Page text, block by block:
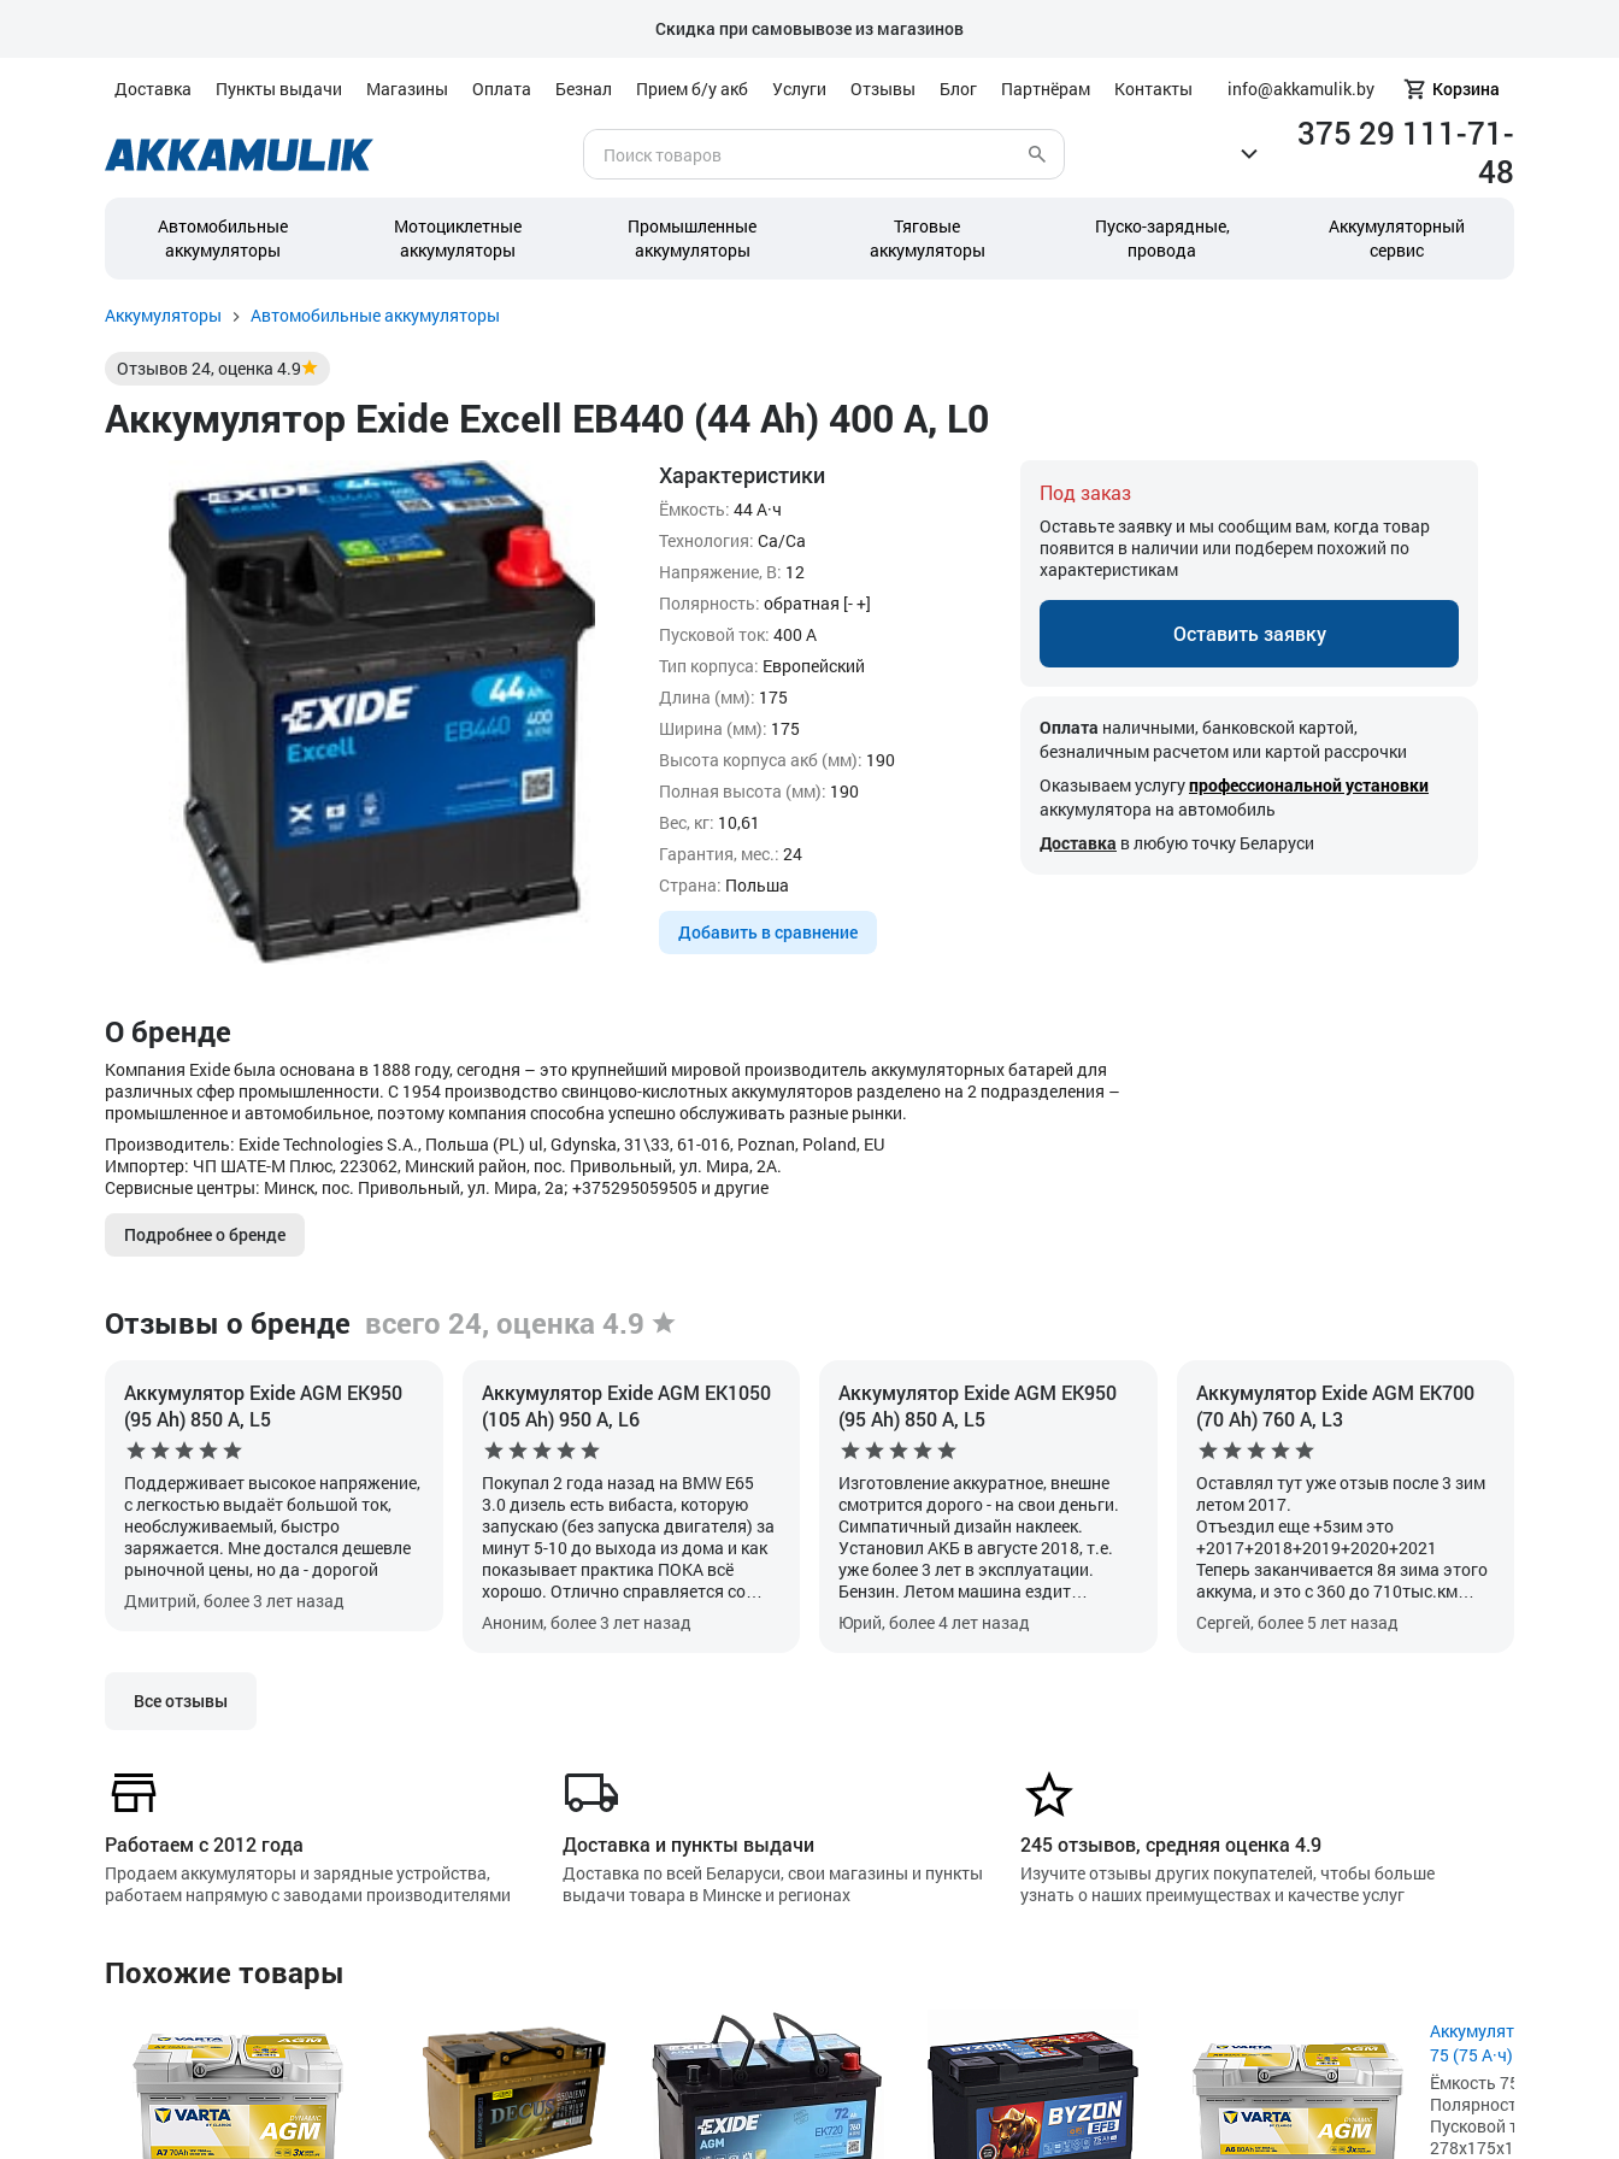
Скидка при самовывозе из магазинов
Доставка Пункты выдачи Магазины Оплата Безнал Прием б/у акб Услуги Отзывы Блог Партнёрам Контакты info@akkamulik.by Корзина
375 29 111-71-
48
Автомобильные
аккумуляторы
Мотоциклетные
аккумуляторы
Промышленные
аккумуляторы
Тяговые
аккумуляторы
Пуско-зарядные,
провода
Аккумуляторный
сервис
Аккумуляторы Автомобильные аккумуляторы
Отзывов24, оценка 4.9
Аккумулятор Exide Excell EB440 (44 Ah) 400 А, L0
Характеристики
Ёмкость: 44 А·ч
Технология: Ca/Ca
Напряжение, В: 12
Полярность: обратная [- +]
Пусковой ток: 400 А
Тип корпуса: Европейский
Длина (мм): 175
Ширина (мм): 175
Высота корпуса акб (мм): 190
Полная высота (мм): 190
Вес, кг: 10,61
Гарантия, мес.: 24
Страна: Польша
Добавить в сравнение
Под заказ
Оставьте заявку и мы сообщим вам, когда товар
появится в наличии или подберем похожий по
характеристикам
Оставить заявку
Оплата наличными, банковской картой,
безналичным расчетом или картой рассрочки
Оказываем услугупрофессиональной установки
аккумулятора на автомобиль
Доставка в любую точку Беларуси
О бренде
Компания Exide была основана в 1888 году, сегодня – это крупнейший мировой производитель аккумуляторных батарей для
различных сфер промышленности. C 1954 производство свинцово-кислотных аккумуляторов разделено на 2 подразделения –
промышленное и автомобильное, поэтому компания способна успешно обслуживать разные рынки.
Производитель: Exide Technologies S.A., Польша (PL) ul, Gdynska, 31\33, 61-016, Poznan, Poland, EU
Импортер: ЧП ШАТЕ-М Плюс, 223062, Минский район, пос. Привольный, ул. Мира, 2А.
Сервисные центры: Минск, пос. Привольный, ул. Мира, 2а; +375295059505 и другие
Подробнее о бренде
Отзывы о бренде всего 24, оценка 4.9
Аккумулятор Exide AGM EK950
(95 Ah) 850 А, L5
Поддерживает высокое напряжение,
с легкостью выдаёт большой ток,
необслуживаемый, быстро
заряжается. Мне достался дешевле
рыночной цены, но да - дорогой
Дмитрий, более 3 лет назад
Аккумулятор Exide AGM EK1050
(105 Ah) 950 А, L6
Покупал 2 года назад на BMW E65
3.0 дизель есть вибаста, которую
запускаю (без запуска двигателя) за
минут 5-10 до выхода из дома и как
показывает практика ПОКА всё
хорошо. Отлично справляется со
своей функцией. Главное его
прописать после установки, хотя это
Аноним, более 3 лет назад
Аккумулятор Exide AGM EK950
(95 Ah) 850 А, L5
Изготовление аккуратное, внешне
смотрится дорого - на свои деньги.
Симпатичный дизайн наклеек.
Установил АКБ в августе 2018, т.е.
уже более 3 лет в эксплуатации.
Бензин. Летом машина ездит
каждый день, зимой используется в
основном по выходным раз в 1-2
Юрий, более 4 лет назад
Аккумулятор Exide AGM EK700
(70 Ah) 760 А, L3
Оставлял тут уже отзыв после 3 зим
летом 2017.
Отъездил еще +5зим это
+2017+2018+2019+2020+2021
Теперь заканчивается 8я зима этого
аккума, и это с 360 до 710тыс.км
итого 350тыс.км на 2,0ТДИ Пассат
Б6.
потом как генератор дает (13,8-14,5) .
До -12гр крутит и сейчас бодро, пуск
с первого оборота, напряжение
падение на 4В, в молодости на 2В
было падение....
Вот в -17-21гр чувствуется старение -
крутит заметно медленно, в -21гр еле
еле, пуск 2,0ТДИ после 5-7оборотов,
при этом напруга просядает до 8,1-
Сергей, более 5 лет назад
Все отзывы
Работаем с 2012 года
Продаем аккумуляторы и зарядные устройства,
работаем напрямую с заводами производителями
Доставка и пункты выдачи
Доставка по всей Беларуси, свои магазины и пункты
выдачи товара в Минске и регионах
245 отзывов, средняя оценка 4.9
Изучите отзывы других покупателей, чтобы больше
узнать о наших преимуществах и качестве услуг
Похожие товары
Аккумулятор Eurostart
75 (75 А·ч) 680 А, L3
Ёмкость 75 А·ч,
Полярность обратная
Пусковой ток 680 А,
278x175x190